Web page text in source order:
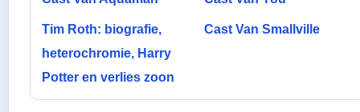
Tim Roth: biografie,
heterochromie, Harry
Potter en verlies zoon
Cast Van Smallville